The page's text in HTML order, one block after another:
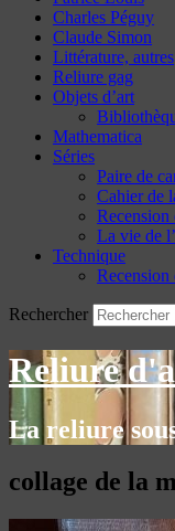
Charles Péguy
Claude Simon
Littérature, autres
Reliure gag
Objets d’art
Mathematica
Séries
Paire de
Cahier de
Recension
La vie de
Technique
Recension
Rechercher
Reliure
La reliure
collage de la